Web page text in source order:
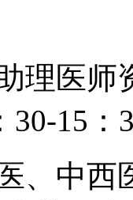
理医师
30-15：
、中